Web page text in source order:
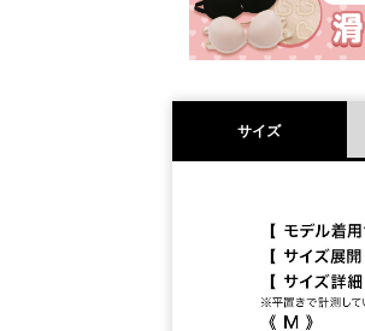
サイズ